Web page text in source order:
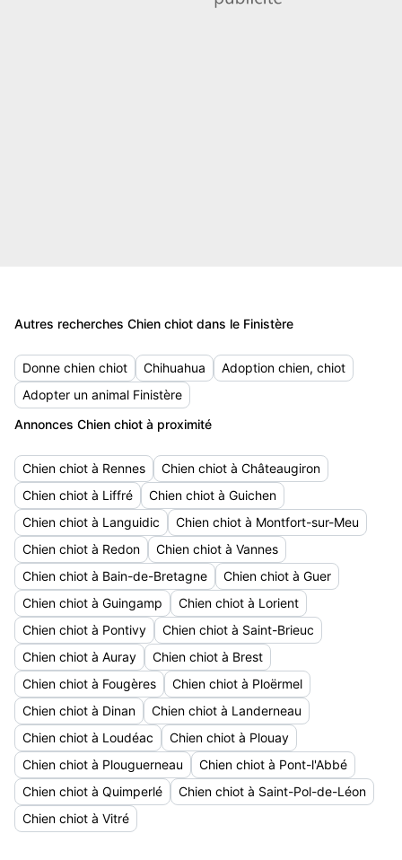
Autres recherches Chien chiot dans le Finistère
Donne chien chiot Chihuahua
Adoption chien, chiot
Adopter un animal Finistère
Annonces Chien chiot à proximité
Chien chiot à Rennes
Chien chiot à Châteaugiron
Chien chiot à Liffré
Chien chiot à Guichen
Chien chiot à Languidic
Chien chiot à Montfort-sur-Meu
Chien chiot à Redon
Chien chiot à Vannes
Chien chiot à Bain-de-Bretagne
Chien chiot à Guer
Chien chiot à Guingamp
Chien chiot à Lorient
Chien chiot à Pontivy
Chien chiot à Saint-Brieuc
Chien chiot à Auray
Chien chiot à Brest
Chien chiot à Fougères
Chien chiot à Ploërmel
Chien chiot à Dinan
Chien chiot à Landerneau
Chien chiot à Loudéac
Chien chiot à Plouay
Chien chiot à Plouguerneau
Chien chiot à Pont-l'Abbé
Chien chiot à Quimperlé
Chien chiot à Saint-Pol-de-Léon
Chien chiot à Vitré